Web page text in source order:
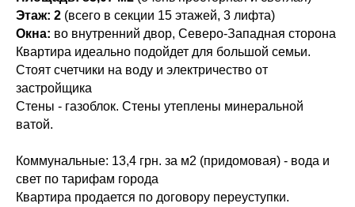
Этаж: 2 (всего в секции 15 этажей, 3 лифта)
Окна: во внутренний двор, Северо-Западная сторона
Квартира идеально подойдет для большой семьи.
Стоят счетчики на воду и электричество от
застройщика
Стены - газоблок. Стены утеплены минеральной
ватой.
Коммунальные: 13,4 грн. за м2 (придомовая) - вода и
свет по тарифам города
Квартира продается по договору переуступки.